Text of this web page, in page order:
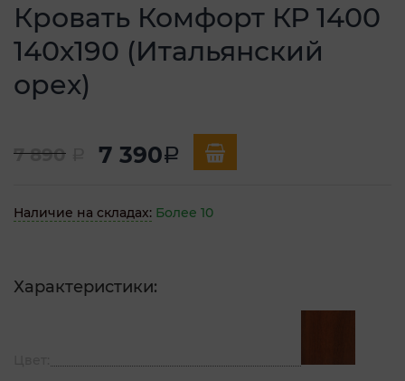
Кровать Комфорт КР 1400
140х190 (Итальянский
орех)
7 890 7 390a
Наличие на складах: Более 10
Характеристики: